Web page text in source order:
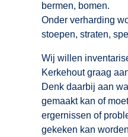
bermen, bomen.
Onder verharding
stoepen, straten,
Wij willen
Kerkehout graag
Denk daarbij aan
gemaakt kan of
ergernissen of
gekeken kan